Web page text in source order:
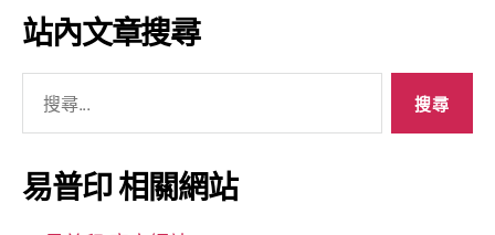
彙
整
站內文章搜尋
關
鍵
字:
易普印 相關網站